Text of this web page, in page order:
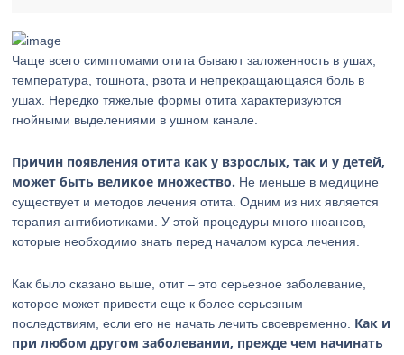
Чаще всего симптомами отита бывают заложенность в ушах,
температура, тошнота, рвота и непрекращающаяся боль в
ушах. Нередко тяжелые формы отита характеризуются
гнойными выделениями в ушном канале.
Причин появления отита как у взрослых, так и у детей,
может быть великое множество. Не меньше в медицине
существует и методов лечения отита. Одним из них является
терапия антибиотиками. У этой процедуры много нюансов,
которые необходимо знать перед началом курса лечения.
Как было сказано выше, отит – это серьезное заболевание,
которое может привести еще к более серьезным
последствиям, если его не начать лечить своевременно. Как и
при любом другом заболевании, прежде чем начинать